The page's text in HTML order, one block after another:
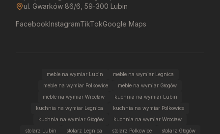
ul. Gwarków 86/6, 59-300 Lubin
FacebookInstagramTikTokGoogle Maps
meble na wymiar Lubin
meble na wymiar Legnica
meble na wymiar Polkowice
meble na wymiar Głogów
meble na wymiar Wrocław
kuchnia na wymiar Lubin
kuchnia na wymiar Legnica
kuchnia na wymiar Polkowice
kuchnia na wymiar Głogów
kuchnia na wymiar Wrocław
stolarz Lubin
stolarz Legnica stolarz Polkowice
stolarz Głogów